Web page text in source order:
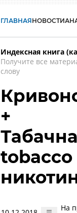
ГЛАВНАЯНОВОСТИ
Индексная книга
Получите все
слову
+
На